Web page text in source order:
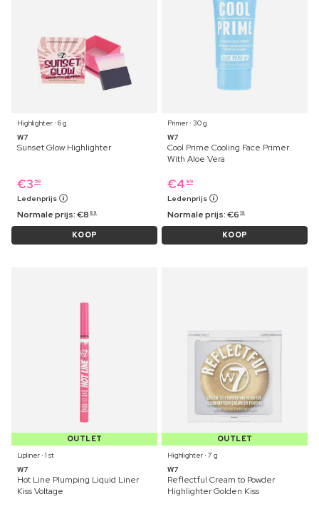
Highlighter ⋅ 6 g
W7
Sunset Glow Highlighter
€3 59
Ledenprijs
Normale prijs:€8 89
KOOP
Primer ⋅ 30 g
W7
Cool Prime Cooling Face Primer
With Aloe Vera
€4 89
Ledenprijs
Normale prijs:€6 19
KOOP
OUTLET
Lipliner ⋅ 1 st
W7
Hot Line Plumping Liquid Liner
Kiss Voltage
OUTLET
Highlighter ⋅ 7 g
W7
Reflectful Cream to Powder
Highlighter Golden Kiss